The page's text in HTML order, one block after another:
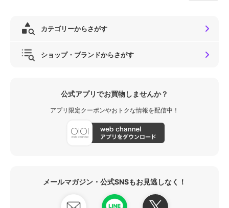
カテゴリーからさがす
ショップ・ブランドからさがす
公式アプリでお買物しませんか？
アプリ限定クーポンやおトクな情報を配信中！
メールマガジン・公式SNSもお見逃しなく！